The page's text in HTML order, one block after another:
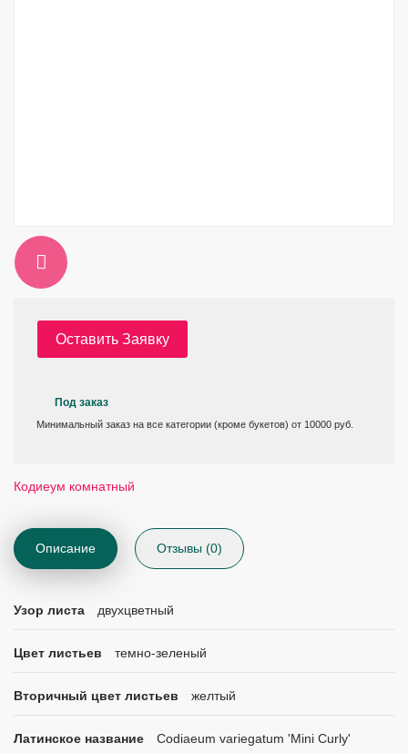
Оставить Заявку
Под заказ
Минимальный заказ на все категории (кроме букетов) от 10000 руб.
Кодиеум комнатный
Описание Отзывы (0)
Узор листа двухцветный
Цвет листьев темно-зеленый
Вторичный цвет листьев желтый
Латинское название Codiaeum variegatum 'Mini Curly'